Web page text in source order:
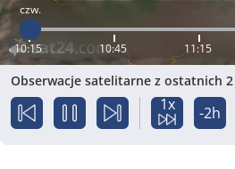
czw.
10:15 10:45 11:15
Obserwacje satelitarne z ostatnich
1x -2h